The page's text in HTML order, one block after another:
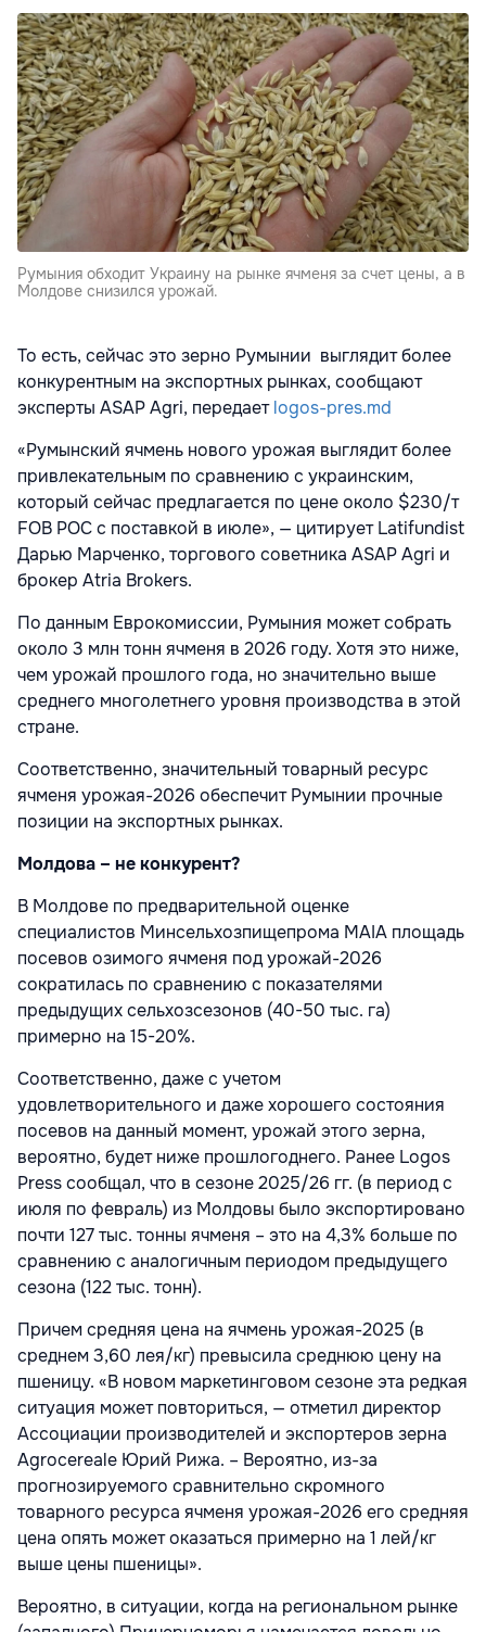
Румыния обходит Украину на рынке ячменя за счет цены, а в
Молдове снизился урожай.
То есть, сейчас это зерно Румынии выглядит более
конкурентным на экспортных рынках, сообщают
эксперты ASAP Agri, передаетlogos-pres.md
«Румынский ячмень нового урожая выглядит более
привлекательным по сравнению с украинским,
который сейчас предлагается по цене около $230/т
FOB POC с поставкой в июле», — цитирует Latifundist
Дарью Марченко, торгового советника ASAP Agri и
брокер Atria Brokers.
По данным Еврокомиссии, Румыния может собрать
около 3 млн тонн ячменя в 2026 году. Хотя это ниже,
чем урожай прошлого года, но значительно выше
среднего многолетнего уровня производства в этой
стране.
Соответственно, значительный товарный ресурс
ячменя урожая-2026 обеспечит Румынии прочные
позиции на экспортных рынках.
Молдова – не конкурент?
В Молдове по предварительной оценке
специалистов Минсельхозпищепрома MAIA площадь
посевов озимого ячменя под урожай-2026
сократилась по сравнению с показателями
предыдущих сельхозсезонов (40-50 тыс. га)
примерно на 15-20%.
Соответственно, даже с учетом
удовлетворительного и даже хорошего состояния
посевов на данный момент, урожай этого зерна,
вероятно, будет ниже прошлогоднего. Ранее Logos
Press сообщал, что в сезоне 2025/26 гг. (в период с
июля по февраль) из Молдовы было экспортировано
почти 127 тыс. тонны ячменя – это на 4,3% больше по
сравнению с аналогичным периодом предыдущего
сезона (122 тыс. тонн).
Причем средняя цена на ячмень урожая-2025 (в
среднем 3,60 лея/кг) превысила среднюю цену на
пшеницу. «В новом маркетинговом сезоне эта редкая
ситуация может повториться, — отметил директор
Ассоциации производителей и экспортеров зерна
Agrocereale Юрий Рижа. – Вероятно, из-за
прогнозируемого сравнительно скромного
товарного ресурса ячменя урожая-2026 его средняя
цена опять может оказаться примерно на 1 лей/кг
выше цены пшеницы».
Вероятно, в ситуации, когда на региональном рынке